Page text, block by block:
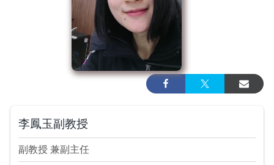
李鳳玉副教授
副教授 兼副主任